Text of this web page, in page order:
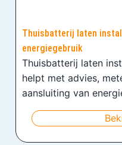
Thuisbatterij laten
energiegebruik
Thuisbatterij laten
helpt met advies,
aansluiting van